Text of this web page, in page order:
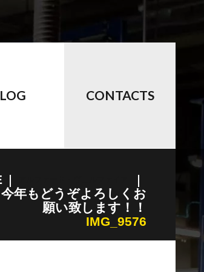
CONTACTS
年もどうぞよろしくお
願い致します！！
IMG_9576